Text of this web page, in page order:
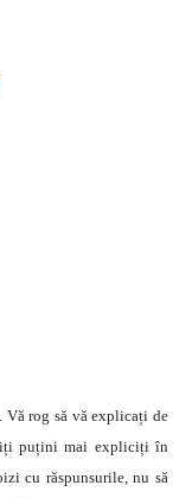
Vă rog să vă explicați de
puțini mai expliciți în
cu răspunsurile, nu să